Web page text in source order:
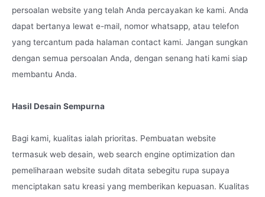
persoalan website yang telah Anda percayakan ke kami. Anda
dapat bertanya lewat e-mail, nomor whatsapp, atau telefon
yang tercantum pada halaman contact kami. Jangan sungkan
dengan semua persoalan Anda, dengan senang hati kami siap
membantu Anda.
Hasil Desain Sempurna
Bagi kami, kualitas ialah prioritas. Pembuatan website
termasuk web desain, web search engine optimization dan
pemeliharaan website sudah ditata sebegitu rupa supaya
menciptakan satu kreasi yang memberikan kepuasan. Kualitas